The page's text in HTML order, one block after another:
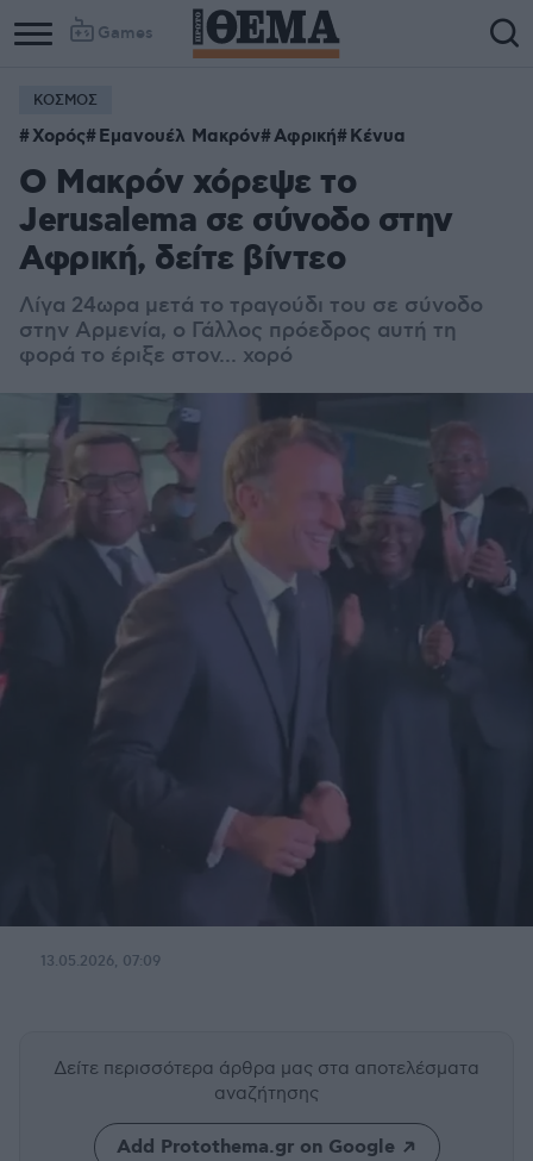
Games
ΚΟΣΜΟΣ
Χορός Εμανουέλ Μακρόν Αφρική Κένυα
O Μακρόν χόρεψε το
Jerusalema σε σύνοδο στην
Αφρική, δείτε βίντεο
Λίγα 24ωρα μετά το τραγούδι του σε σύνοδο
στην Αρμενία, ο Γάλλος πρόεδρος αυτή τη
φορά το έριξε στον... χορό
13.05.2026, 07:09
Δείτε περισσότερα άρθρα μας στα αποτελέσματα
αναζήτησης
Add Protothema.gr on Google